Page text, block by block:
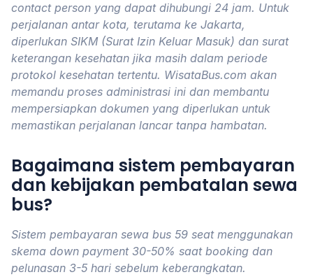
contact person yang dapat dihubungi 24 jam. Untuk
perjalanan antar kota, terutama ke Jakarta,
diperlukan SIKM (Surat Izin Keluar Masuk) dan surat
keterangan kesehatan jika masih dalam periode
protokol kesehatan tertentu. WisataBus.com akan
memandu proses administrasi ini dan membantu
mempersiapkan dokumen yang diperlukan untuk
memastikan perjalanan lancar tanpa hambatan.
Bagaimana sistem pembayaran
dan kebijakan pembatalan sewa
bus?
Sistem pembayaran sewa bus 59 seat menggunakan
skema down payment 30-50% saat booking dan
pelunasan 3-5 hari sebelum keberangkatan.